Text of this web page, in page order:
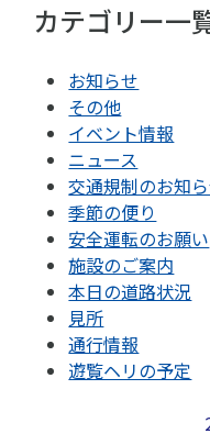
カテゴリー一
お知らせ
その他
イベント情報
ニュース
交通規制のお知ら
季節の便り
安全運転のお願い
施設のご案内
本日の道路状況
見所
通行情報
遊覧ヘリの予定